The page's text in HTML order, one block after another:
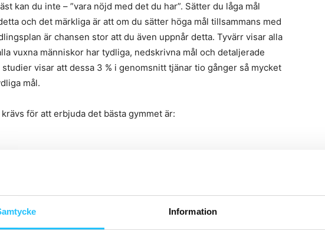
Information
kan du inte – ”vara nöjd med det du har”. Sätter du låga mål
och det märkliga är att om du sätter höga mål tillsammans med
är chansen stor att du även uppnår detta. Tyvärr visar alla
vuxna människor har tydliga, nedskrivna mål och detaljerade
visar att dessa 3 % i genomsnitt tjänar tio gånger så mycket
mål.
för att erbjuda det bästa gymmet är:
vill positionera sig som ”bäst” – då får du aldrig upp något fult. Är
är Apple ett utmärkt exempel på ett företag som vill vara bäst
du vara bäst måste du alltså satsa på att ”snygga till” ditt gym.
lite pengar på belysning, materialval, färger på golv och väggar